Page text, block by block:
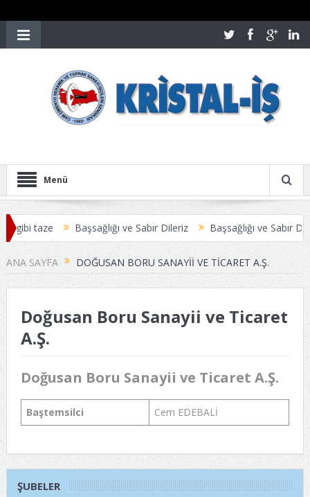
Menü
gibi taze Başsağlığı ve Sabır Dileriz
Başsağlığı ve Sabır
ANLAŞMAYLA SONUÇLANDI
Üyelerimize Duyuru
ANA SAYFA DOĞUSAN BORU SANAYII VE TICARET A.Ş.
Doğusan Boru Sanayii ve Ticaret
A.Ş.
Doğusan Boru Sanayii ve Ticaret A.Ş.
Baştemsilci Cem EDEBALİ
ŞUBELER